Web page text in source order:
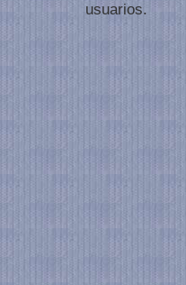
usuarios.